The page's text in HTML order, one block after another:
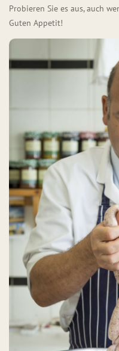
Probieren Sie es aus, auch
Guten Appetit!